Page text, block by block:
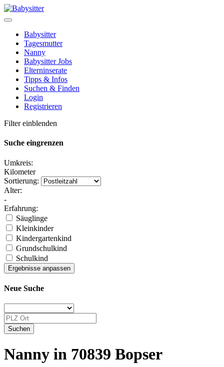
Babysitter
Tagesmutter
Nanny
Babysitter Jobs
Elterninserate
Tipps & Infos
Suchen & Finden
Login
Registrieren
Filter einblenden
Suche eingrenzen
Umkreis:
Kilometer
Sortierung:
Alter:
-
Erfahrung:
Säuglinge
Kleinkinder
Kindergartenkind
Grundschulkind
Schulkind
Neue Suche
Nanny in 70839 Bopser